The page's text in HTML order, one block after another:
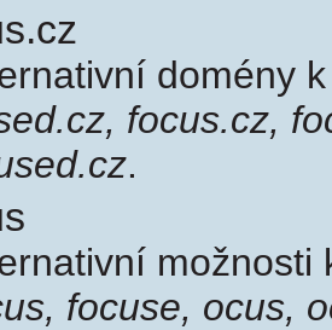
domény
focus.cz,
.
možnosti
focuse, ocus,